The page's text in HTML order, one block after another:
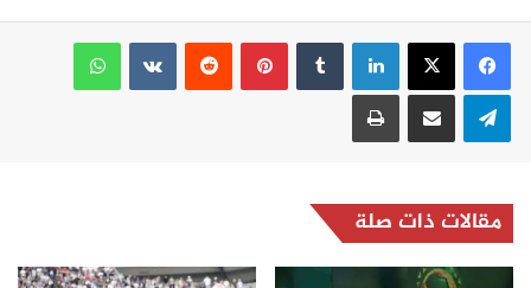
لينكدإن بينتيريست
واتساب
تيلقرام مشاركة عبر البريد طباعة
مقالات ذات صلة